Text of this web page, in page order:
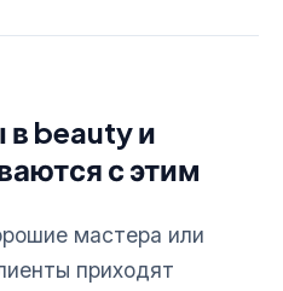
beauty и
с этим
мастера или
приходят